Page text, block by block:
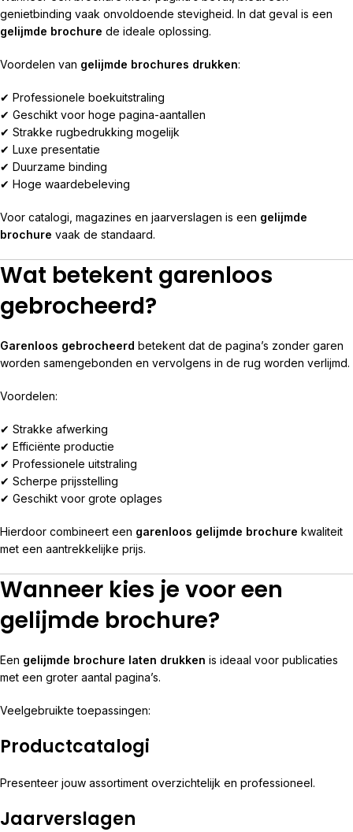
genietbinding vaak onvoldoende stevigheid. In dat geval is een
gelijmde brochure de ideale oplossing.
Voordelen van gelijmde brochures drukken:
✔ Professionele boekuitstraling
✔ Geschikt voor hoge pagina-aantallen
✔ Strakke rugbedrukking mogelijk
✔ Luxe presentatie
✔ Duurzame binding
✔ Hoge waardebeleving
Voor catalogi, magazines en jaarverslagen is een gelijmde
brochure vaak de standaard.
Wat betekent garenloos
gebrocheerd?
Garenloos gebrocheerd betekent dat de pagina’s zonder garen
worden samengebonden en vervolgens in de rug worden verlijmd.
Voordelen:
✔ Strakke afwerking
✔ Efficiënte productie
✔ Professionele uitstraling
✔ Scherpe prijsstelling
✔ Geschikt voor grote oplages
Hierdoor combineert een garenloos gelijmde brochure kwaliteit
met een aantrekkelijke prijs.
Wanneer kies je voor een
gelijmde brochure?
Een gelijmde brochure laten drukken is ideaal voor publicaties
met een groter aantal pagina’s.
Veelgebruikte toepassingen:
Productcatalogi
Presenteer jouw assortiment overzichtelijk en professioneel.
Jaarverslagen